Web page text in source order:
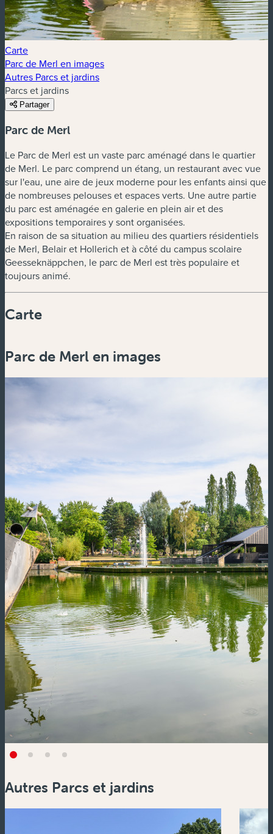
Carte
Parc de Merl en images
Autres Parcs et jardins
Parcs et jardins
Partager
Parc de Merl
Le Parc de Merl est un vaste parc aménagé dans le quartier
de Merl. Le parc comprend un étang, un restaurant avec vue
sur l'eau, une aire de jeux moderne pour les enfants ainsi que
de nombreuses pelouses et espaces verts. Une autre partie
du parc est aménagée en galerie en plein air et des
expositions temporaires y sont organisées.
En raison de sa situation au milieu des quartiers résidentiels
de Merl, Belair et Hollerich et à côté du campus scolaire
Geesseknäppchen, le parc de Merl est très populaire et
toujours animé.
Carte
Zoom
Zoom
out
Parc de Merl en images
Autres Parcs et jardins